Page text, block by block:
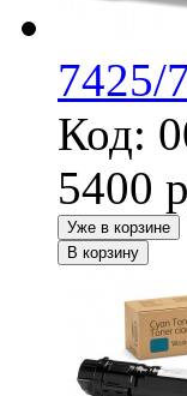
7425/
Код:
5400
Уже в корзине
В корзину